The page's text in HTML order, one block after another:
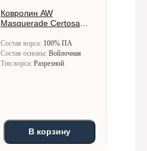
Ковролин AW
Masquerade Certosa
Состав ворса: 100% ПА
Состав основы: Войлочная
Тип ворса: Разрезной
В корзину